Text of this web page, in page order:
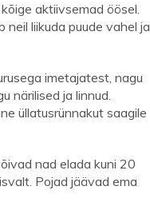
aktiivsemad öösel.
neil liikuda puude vahel ja
imetajatest, nagu
närilised ja linnud.
üllatusrünnakut saagile
nad elada kuni 20
Pojad jäävad ema